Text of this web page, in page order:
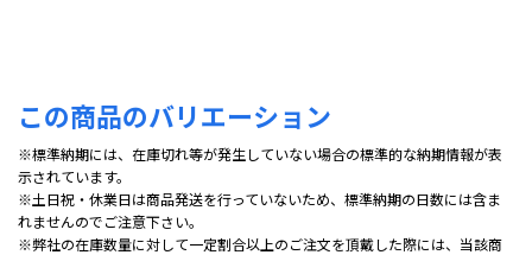
この商品のバリエーション
※標準納期には、在庫切れ等が発生していない場合の標準的な納期情報が表
示されています。
※土日祝・休業日は商品発送を行っていないため、標準納期の日数には含ま
れませんのでご注意下さい。
※弊社の在庫数量に対して一定割合以上のご注文を頂戴した際には、当該商